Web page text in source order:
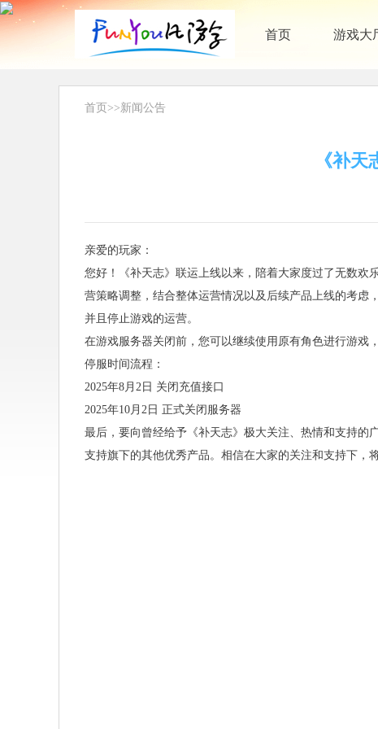
首页 游戏大
首页 >>新闻公告
《补
亲爱的玩家：
您好！《补天志》联运上线以来，陪着大家度过了无数欢
营策略调整，结合整体运营情况以及后续产品上线的考虑
并且停止游戏的运营。
在游戏服务器关闭前，您可以继续使用原有角色进行游戏
停服时间流程：
2025年8月2日 关闭充值接口
2025年10月2日 正式关闭服务器
最后，要向曾经给予《补天志》极大关注、热情和支持
支持旗下的其他优秀产品。相信在大家的关注和支持下，